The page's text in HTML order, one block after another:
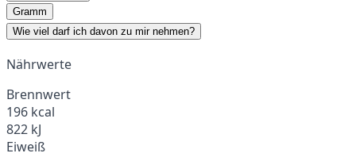
Gramm
Wie viel darf ich davon zu mir nehmen?
Nährwerte
Brennwert
196 kcal
822 kJ
Eiweiß